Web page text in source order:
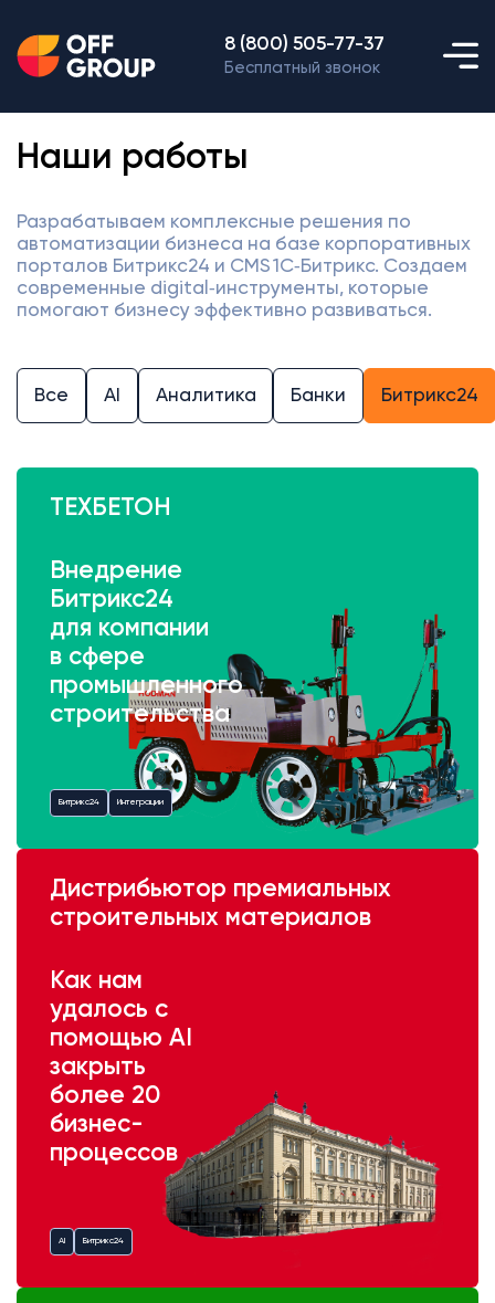
8 (800) 505-77-37
Бесплатный звонок
Наши работы
Разрабатываем комплексные решения по
автоматизации бизнеса на базе корпоративных
порталов Битрикс24 и CMS 1С‑Битрикс. Создаем
современные digital‑инструменты, которые
помогают бизнесу эффективно развиваться.
Все AI Аналитика Банки Битрикс24
ТЕХБЕТОН
Внедрение
Битрикс24
для компании
в сфере
промышленного
строительства
Битрикс24 Интеграции
Дистрибьютор премиальных
строительных материалов
Как нам
удалось с
помощью AI
закрыть
более 20
бизнес-
процессов
AI Битрикс24